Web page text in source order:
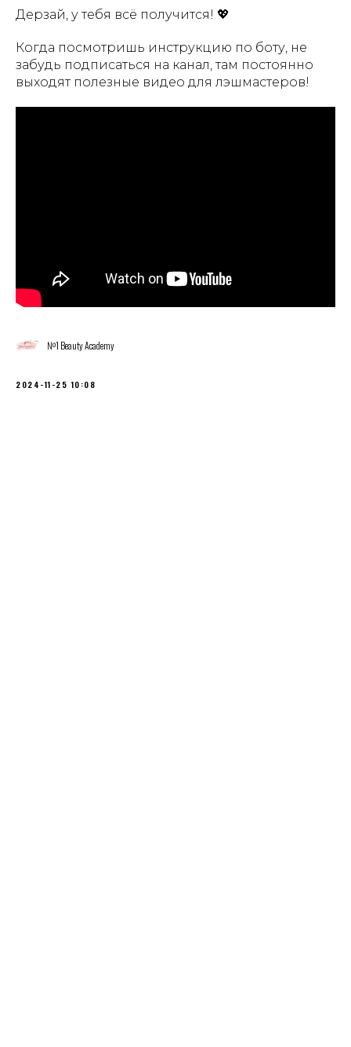
Дерзай, у тебя всё получится! 💖
Когда посмотришь инструкцию по боту, не
забудь подписаться на канал, там постоянно
выходят полезные видео для лэшмастеров!
№1 Beauty Academy
2024-11-25 10:08